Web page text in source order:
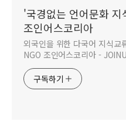
'국경없는 언어문화
조인어스코리아
외국인을 위한 다국어 지식교
NGO 조인어스코리아 -
구독하기